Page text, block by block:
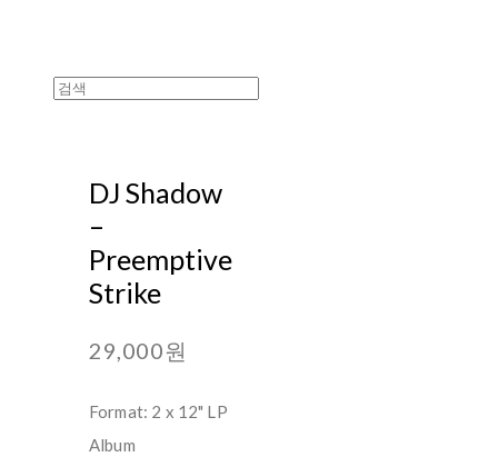
DJ Shadow
‎–
Preemptive
Strike
29,000원
Format: 2 x 12" LP
Album